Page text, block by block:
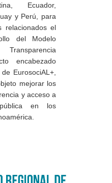
Ecuador,
y Perú, para
relacionados el
del Modelo
encabezado
EurosociAL+,
mejorar los
y acceso a
en los